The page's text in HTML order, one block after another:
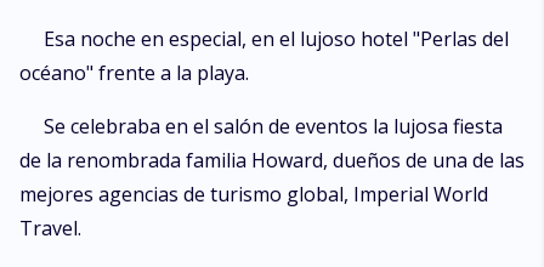
Esa noche en especial, en el lujoso hotel "Perlas del
océano" frente a la playa.
Se celebraba en el salón de eventos la lujosa fiesta
de la renombrada familia Howard, dueños de una de las
mejores agencias de turismo global, Imperial World
Travel.